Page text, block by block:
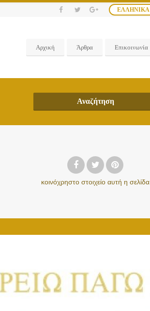
ΕΛΛΗΝΙΚΆ
Αρχική Άρθρα Επικοινωνία
Αναζήτηση
κοινόχρηστο στοιχείο αυτή η σελίδα